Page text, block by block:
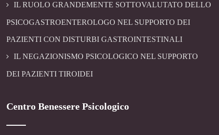
IL RUOLO GRANDEMENTE SOTTOVALUTATO DELLO
PSICOGASTROENTEROLOGO NEL SUPPORTO DEI
PAZIENTI CON DISTURBI GASTROINTESTINALI
IL NEGAZIONISMO PSICOLOGICO NEL SUPPORTO
DEI PAZIENTI TIROIDEI
Centro Benessere Psicologico